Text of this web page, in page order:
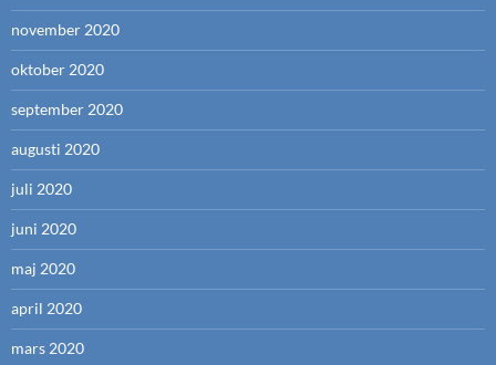
november 2020
oktober 2020
september 2020
augusti 2020
juli 2020
juni 2020
maj 2020
april 2020
mars 2020